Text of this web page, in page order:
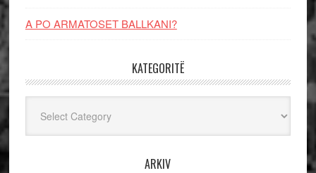
A PO ARMATOSET BALLKANI?
KATEGORITË
ARKIV